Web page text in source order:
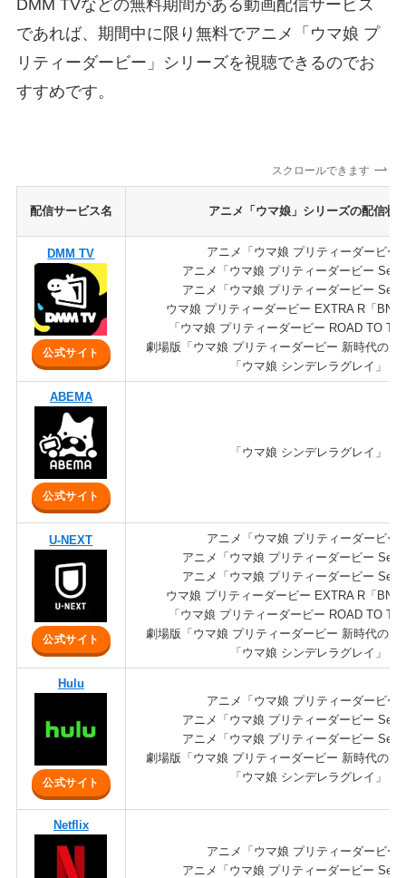
DMM TVなどの無料期間がある動画配信サービス
であれば、期間中に限り無料でアニメ「ウマ娘 プ
リティーダービー」シリーズを視聴できるのでお
すすめです。
スクロールできます
配信サービス名 アニメ「ウマ娘」シリーズの配信状
DMM TV
公式サイト
アニメ「ウマ娘 プリティーダービー
アニメ「ウマ娘 プリティーダービー
アニメ「ウマ娘 プリティーダービー
ウマ娘 プリティーダービー EXTRA R「
「ウマ娘 プリティーダービー ROAD TO
劇場版「ウマ娘 プリティーダービー 新時代の
「ウマ娘 シンデレラグレイ」
ABEMA
公式サイト
「ウマ娘 シンデレラグレイ」
U-NEXT
公式サイト
アニメ「ウマ娘 プリティーダービー
アニメ「ウマ娘 プリティーダービー
アニメ「ウマ娘 プリティーダービー
ウマ娘 プリティーダービー EXTRA R「
「ウマ娘 プリティーダービー ROAD TO
劇場版「ウマ娘 プリティーダービー 新時代の
「ウマ娘 シンデレラグレイ」
Hulu
公式サイト
アニメ「ウマ娘 プリティーダービー
アニメ「ウマ娘 プリティーダービー
アニメ「ウマ娘 プリティーダービー
劇場版「ウマ娘 プリティーダービー 新時代の
「ウマ娘 シンデレラグレイ」
Netflix
アニメ「ウマ娘 プリティーダービー
アニメ「ウマ娘 プリティーダービー